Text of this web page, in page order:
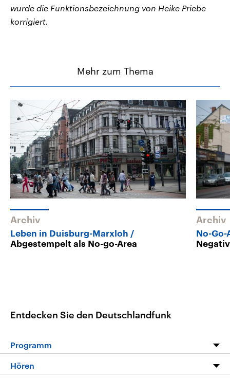
wurde die Funktionsbezeichnung von Heike Priebe
korrigiert.
Mehr zum Thema
Archiv
Leben in Duisburg-Marxloh
Abgestempelt als No-go-Area
Archiv
No-Go-
Entdecken Sie den Deutschlandfunk
Programm
Hören